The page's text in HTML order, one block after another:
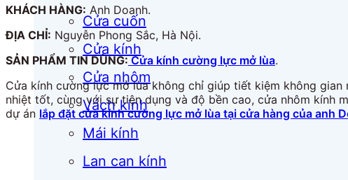
Cửa cuốn
Cửa kính
Cửa nhôm
Vách kính
Mái kính
Lan can kính
KHÁCH HÀNG: Anh Doanh.
ĐỊA CHỈ: Nguyễn Phong Sắc, Hà Nội.
SẢN PHẨM TIN DÙNG:Cửa kính cường lực mở lùa.
Cửa kính cường lực mở lùa không chỉ giúp tiết kiệm không
nhiệt tốt, cùng với sự tiện dụng và độ bền cao, cửa nhôm kính
dự án lắp đặt cửa kính cường lực mở lùa tại cửa hàng của anh